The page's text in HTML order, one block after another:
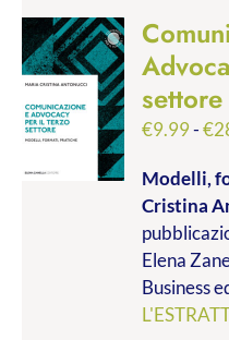
settore
€9.99-€
Modelli,
Cristina
Elena
Business